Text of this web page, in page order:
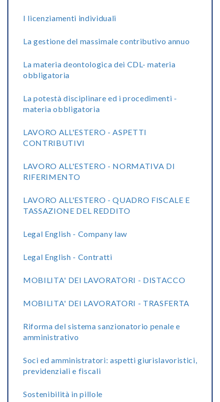
I licenziamenti individuali
La gestione del massimale contributivo annuo
La materia deontologica dei CDL- materia
obbligatoria
La potestà disciplinare ed i procedimenti -
materia obbligatoria
LAVORO ALL'ESTERO - ASPETTI
CONTRIBUTIVI
LAVORO ALL'ESTERO - NORMATIVA DI
RIFERIMENTO
LAVORO ALL'ESTERO - QUADRO FISCALE E
TASSAZIONE DEL REDDITO
Legal English - Company law
Legal English - Contratti
MOBILITA' DEI LAVORATORI - DISTACCO
MOBILITA' DEI LAVORATORI - TRASFERTA
Riforma del sistema sanzionatorio penale e
amministrativo
Soci ed amministratori: aspetti giurislavoristici,
previdenziali e fiscali
Sostenibilità in pillole